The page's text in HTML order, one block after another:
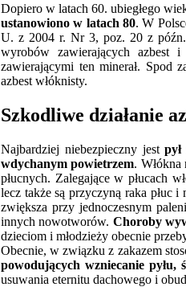
Dopiero w latach 60. ubiegłego
ustanowiono w latach 80. W
U. z 2004 r. Nr 3, poz. 20 z późn.
wyrobów zawierających azbest
zawierającymi ten minerał. Spod
azbest włóknisty.
Szkodliwe działanie
Najbardziej niebezpieczny jest
wdychanym powietrzem. Włókna
płucnych. Zalegające w płucach
lecz także są przyczyną raka płuc i
zwiększa przy jednoczesnym
innych nowotworów. Choroby
dzieciom i młodzieży obecnie
Obecnie, w związku z zakazem
powodujących wzniecanie pyłu,
usuwania eternitu dachowego i